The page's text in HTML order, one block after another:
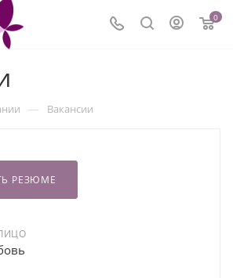
0
— Вакансии
РЕЗЮМЕ